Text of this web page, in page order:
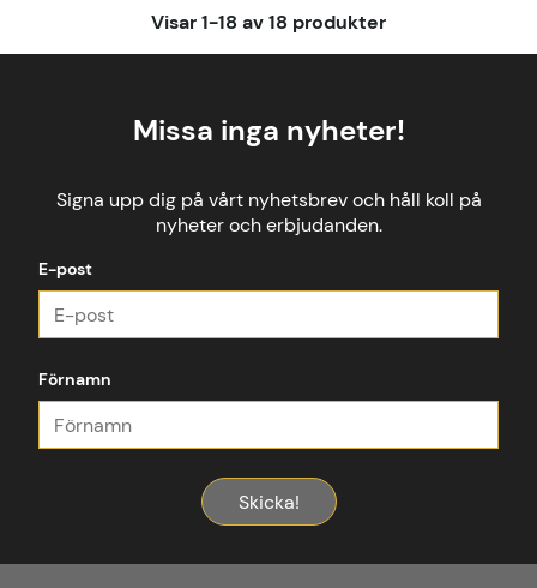
Visar1-18 av18 produkter
Missa inga nyheter!
Signa upp dig på vårt nyhetsbrev och håll koll på
nyheter och erbjudanden.
E-post
Förnamn
Skicka!